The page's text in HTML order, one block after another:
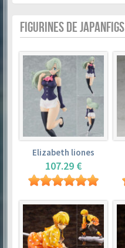
FIGURINES DE JAPANFIGS
Elizabeth liones
107.29 €